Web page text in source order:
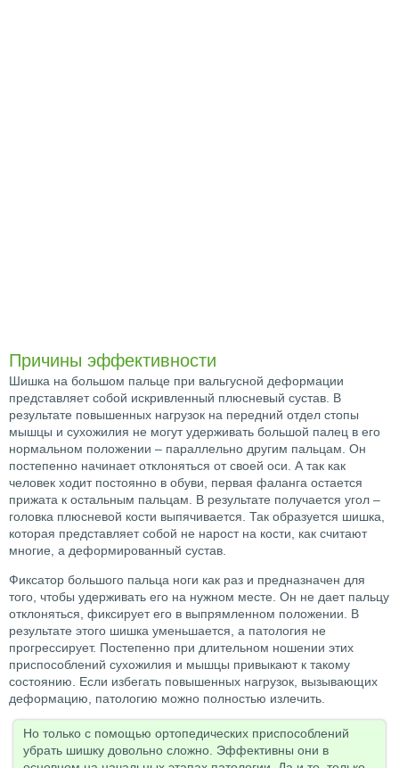
Причины эффективности
Шишка на большом пальце при вальгусной деформации
представляет собой искривленный плюсневый сустав. В
результате повышенных нагрузок на передний отдел стопы
мышцы и сухожилия не могут удерживать большой палец в его
нормальном положении – параллельно другим пальцам. Он
постепенно начинает отклоняться от своей оси. А так как
человек ходит постоянно в обуви, первая фаланга остается
прижата к остальным пальцам. В результате получается угол –
головка плюсневой кости выпячивается. Так образуется шишка,
которая представляет собой не нарост на кости, как считают
многие, а деформированный сустав.
Фиксатор большого пальца ноги как раз и предназначен для
того, чтобы удерживать его на нужном месте. Он не дает пальцу
отклоняться, фиксирует его в выпрямленном положении. В
результате этого шишка уменьшается, а патология не
прогрессирует. Постепенно при длительном ношении этих
приспособлений сухожилия и мышцы привыкают к такому
состоянию. Если избегать повышенных нагрузок, вызывающих
деформацию, патологию можно полностью излечить.
Но только с помощью ортопедических приспособлений
убрать шишку довольно сложно. Эффективны они в